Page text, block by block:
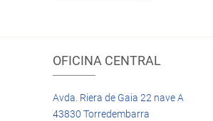
OFICINA CENTRAL
Avda. Riera de Gaia 22 nave A
43830 Torredembarra